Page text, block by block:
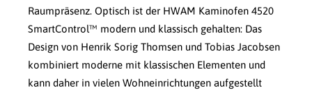
Raumpräsenz. Optisch ist der HWAM Kaminofen 4520
SmartControl™ modern und klassisch gehalten: Das
Design von Henrik Sorig Thomsen und Tobias Jacobsen
kombiniert moderne mit klassischen Elementen und
kann daher in vielen Wohneinrichtungen aufgestellt